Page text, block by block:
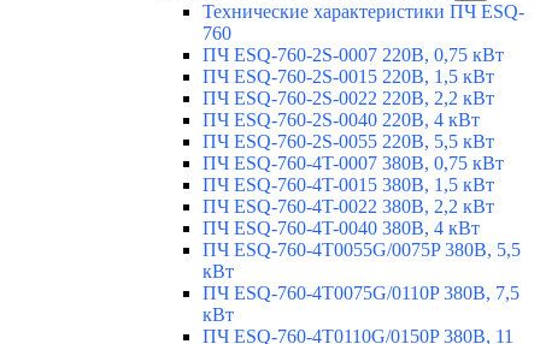
Технические характеристики ПЧ ESQ-
760
ПЧ ESQ-760-2S-0007 220В, 0,75 кВт
ПЧ ESQ-760-2S-0015 220В, 1,5 кВт
ПЧ ESQ-760-2S-0022 220В, 2,2 кВт
ПЧ ESQ-760-2S-0040 220В, 4 кВт
ПЧ ESQ-760-2S-0055 220В, 5,5 кВт
ПЧ ESQ-760-4T-0007 380В, 0,75 кВт
ПЧ ESQ-760-4T-0015 380В, 1,5 кВт
ПЧ ESQ-760-4T-0022 380В, 2,2 кВт
ПЧ ESQ-760-4T-0040 380В, 4 кВт
ПЧ ESQ-760-4T0055G/0075P 380В, 5,5
кВт
ПЧ ESQ-760-4T0075G/0110P 380В, 7,5
кВт
ПЧ ESQ-760-4T0110G/0150P 380В, 11